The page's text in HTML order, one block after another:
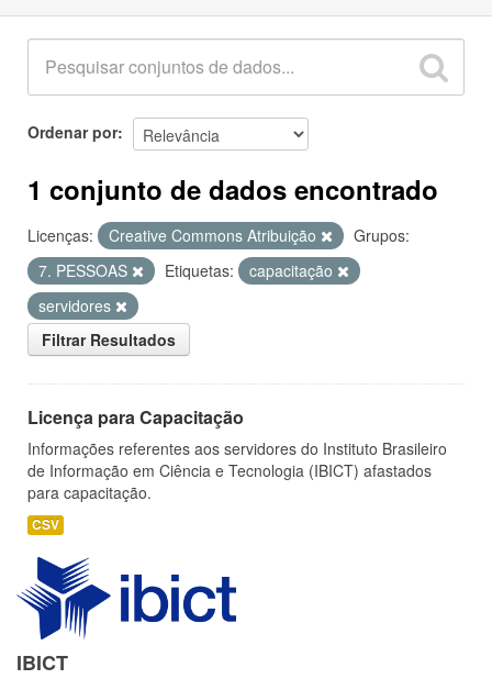
Ordenar por
1 conjunto de dados encontrado
Licenças: Creative Commons Atribuição
Grupos:
7. PESSOAS
Etiquetas:
capacitação
servidores
Filtrar Resultados
Licença para Capacitação
Informações referentes aos servidores do Instituto Brasileiro
de Informação em Ciência e Tecnologia (IBICT) afastados
para capacitação.
CSV
IBICT